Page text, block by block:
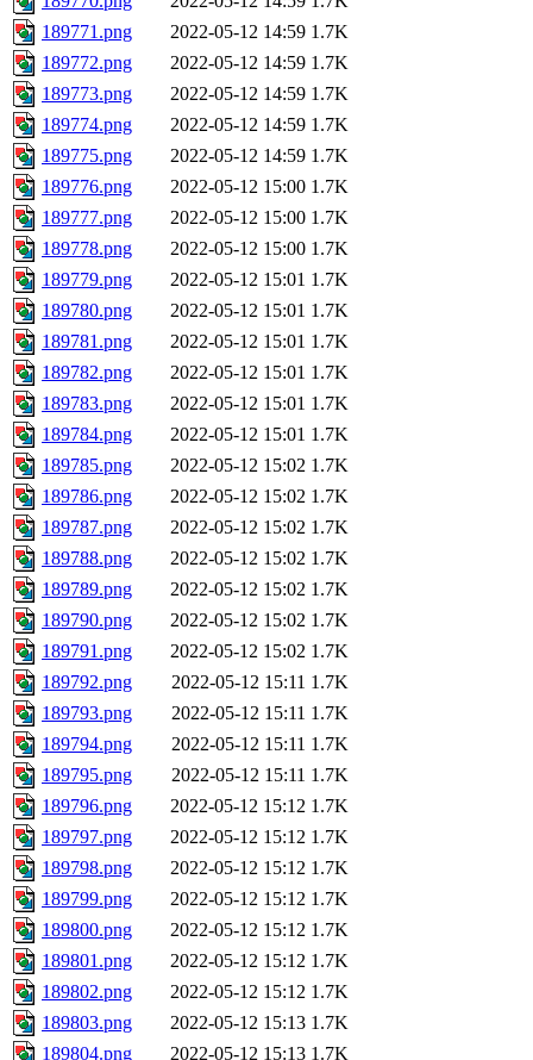
189771.png
2022-05-12 14:59 1.7K
189772.png
2022-05-12 14:59 1.7K
189773.png
2022-05-12 14:59 1.7K
189774.png
2022-05-12 14:59 1.7K
189775.png
2022-05-12 14:59 1.7K
189776.png
2022-05-12 15:00 1.7K
189777.png
2022-05-12 15:00 1.7K
189778.png
2022-05-12 15:00 1.7K
189779.png
2022-05-12 15:01 1.7K
189780.png
2022-05-12 15:01 1.7K
189781.png
2022-05-12 15:01 1.7K
189782.png
2022-05-12 15:01 1.7K
189783.png
2022-05-12 15:01 1.7K
189784.png
2022-05-12 15:01 1.7K
189785.png
2022-05-12 15:02 1.7K
189786.png
2022-05-12 15:02 1.7K
189787.png
2022-05-12 15:02 1.7K
189788.png
2022-05-12 15:02 1.7K
189789.png
2022-05-12 15:02 1.7K
189790.png
2022-05-12 15:02 1.7K
189791.png
2022-05-12 15:02 1.7K
189792.png
2022-05-12 15:11 1.7K
189793.png
2022-05-12 15:11 1.7K
189794.png
2022-05-12 15:11 1.7K
189795.png
2022-05-12 15:11 1.7K
189796.png
2022-05-12 15:12 1.7K
189797.png
2022-05-12 15:12 1.7K
189798.png
2022-05-12 15:12 1.7K
189799.png
2022-05-12 15:12 1.7K
189800.png
2022-05-12 15:12 1.7K
189801.png
2022-05-12 15:12 1.7K
189802.png
2022-05-12 15:12 1.7K
189803.png
2022-05-12 15:13 1.7K
189804.png
2022-05-12 15:13 1.7K